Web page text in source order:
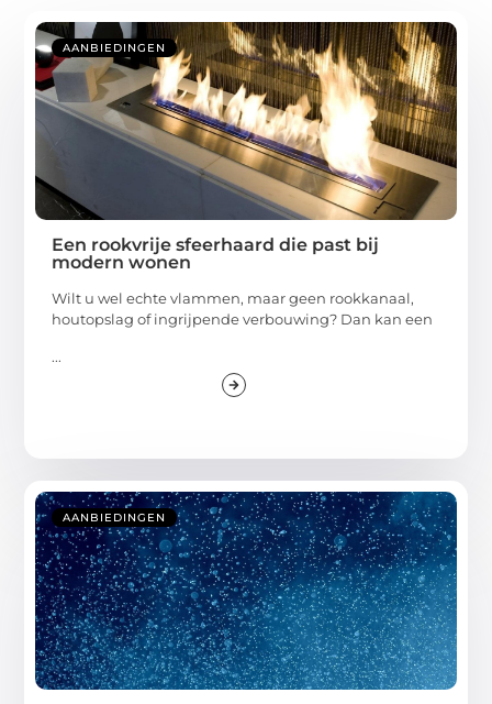
AANBIEDINGEN
Een rookvrije sfeerhaard die past bij
modern wonen
Wilt u wel echte vlammen, maar geen rookkanaal,
houtopslag of ingrijpende verbouwing? Dan kan een
...
AANBIEDINGEN